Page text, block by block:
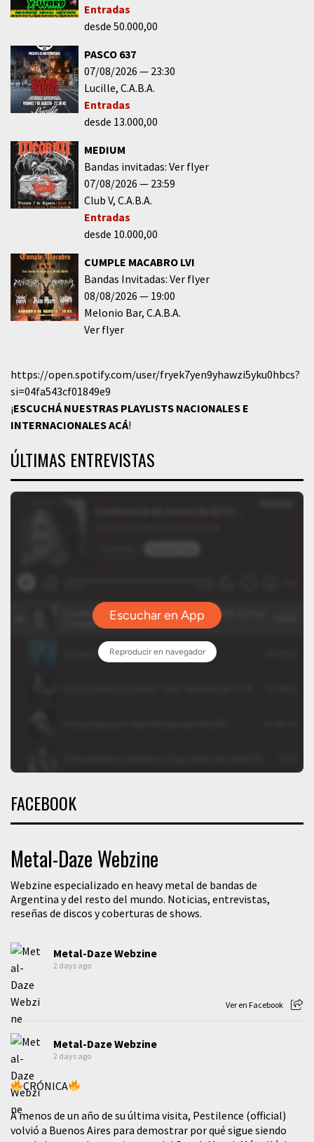
Entradas
desde 50.000,00
PASCO 637
07/08/2026
23:30
Lucille C.A.B.A.
Entradas
desde 13.000,00
MEDIUM
Bandas invitadas: Ver flyer
07/08/2026
23:59
Club V C.A.B.A.
Entradas
desde 10.000,00
CUMPLE MACABRO LVI
Bandas Invitadas: Ver flyer
08/08/2026
19:00
Melonio Bar C.A.B.A.
Ver flyer
https://open.spotify.com/user/fryek7yen9yhawzi5yku0hbcs?
si=04fa543cf01849e9
¡ESCUCHÁ NUESTRAS PLAYLISTS NACIONALES E
INTERNACIONALESACÁ!
ÚLTIMAS ENTREVISTAS
FACEBOOK
Metal-Daze Webzine
Webzine especializado en heavy metal de bandas de
Argentina y del resto del mundo. Noticias, entrevistas,
reseñas de discos y coberturas de shows.
Metal-Daze Webzine
2 days ago
Ver en Facebook
Metal-Daze Webzine
2 days ago
CRÓNICA
A menos de un año de su última visita, Pestilence (official)
volvió a Buenos Aires para demostrar por qué sigue siendo